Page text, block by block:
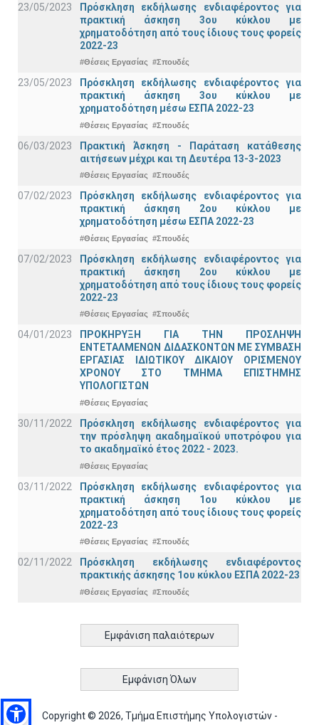
23/05/2023
Πρόσκληση εκδήλωσης ενδιαφέροντος για
πρακτική άσκηση 3ου κύκλου με
χρηματοδότηση από τους ίδιους τους φορείς
2022-23
#Θέσεις Εργασίας #Σπουδές
23/05/2023
Πρόσκληση εκδήλωσης ενδιαφέροντος για
πρακτική άσκηση 3ου κύκλου με
χρηματοδότηση μέσω ΕΣΠΑ 2022-23
#Θέσεις Εργασίας #Σπουδές
06/03/2023
Πρακτική Άσκηση - Παράταση κατάθεσης
αιτήσεων μέχρι και τη Δευτέρα 13-3-2023
#Θέσεις Εργασίας #Σπουδές
07/02/2023
Πρόσκληση εκδήλωσης ενδιαφέροντος για
πρακτική άσκηση 2ου κύκλου με
χρηματοδότηση μέσω ΕΣΠΑ 2022-23
#Θέσεις Εργασίας #Σπουδές
07/02/2023
Πρόσκληση εκδήλωσης ενδιαφέροντος για
πρακτική άσκηση 2ου κύκλου με
χρηματοδότηση από τους ίδιους τους φορείς
2022-23
#Θέσεις Εργασίας #Σπουδές
04/01/2023
ΠΡΟΚΗΡΥΞΗ ΓΙΑ ΤΗΝ ΠΡΟΣΛΗΨΗ
ΕΝΤΕΤΑΛΜΕΝΩΝ ΔΙΔΑΣΚΟΝΤΩΝ ΜΕ ΣΥΜΒΑΣΗ
ΕΡΓΑΣΙΑΣ ΙΔΙΩΤΙΚΟΥ ΔΙΚΑΙΟΥ ΟΡΙΣΜΕΝΟΥ
ΧΡΟΝΟΥ ΣΤΟ ΤΜΗΜΑ ΕΠΙΣΤΗΜΗΣ
ΥΠΟΛΟΓΙΣΤΩΝ
#Θέσεις Εργασίας
30/11/2022
Πρόσκληση εκδήλωσης ενδιαφέροντος για
την πρόσληψη ακαδημαϊκoύ υποτρόφου για
το ακαδημαϊκό έτος 2022 - 2023.
#Θέσεις Εργασίας
03/11/2022
Πρόσκληση εκδήλωσης ενδιαφέροντος για
πρακτική άσκηση 1ου κύκλου με
χρηματοδότηση από τους ίδιους τους φορείς
2022-23
#Θέσεις Εργασίας #Σπουδές
02/11/2022
Πρόσκληση εκδήλωσης ενδιαφέροντος
πρακτικής άσκησης 1ου κύκλου ΕΣΠΑ 2022-23
#Θέσεις Εργασίας #Σπουδές
Εμφάνιση παλαιότερων
Εμφάνιση Όλων
Copyright © 2026, Τμήμα Επιστήμης Υπολογιστών -